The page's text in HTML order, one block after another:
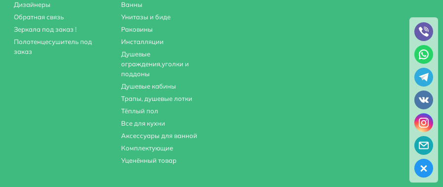
Дизайнеры
Обратная связь
Зеркала под заказ !
Полотенцесушитель под
заказ
Ванны
Унитазы и биде
Раковины
Инсталляции
Душевые
ограждения,уголки и
поддоны
Душевые кабины
Трапы, душевые лотки
Тёплый пол
Все для кухни
Аксессуары для ванной
Комплектующие
Уценённый товар